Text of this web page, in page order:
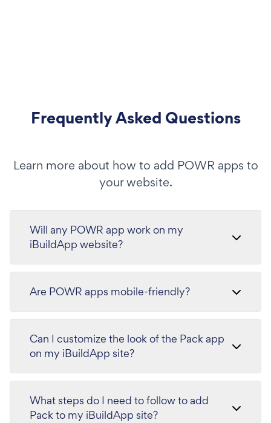
Frequently Asked Questions
Learn more about how to add POWR apps to
your website.
Will any POWR app work on my
iBuildApp website?
Are POWR apps mobile-friendly?
Can I customize the look of the Pack app
on my iBuildApp site?
What steps do I need to follow to add
Pack to my iBuildApp site?